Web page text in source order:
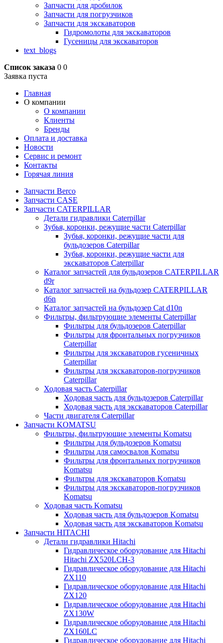
Запчасти для дробилок
Запчасти для погрузчиков
Запчасти для экскаваторов
Гидромолоты для экскаваторов
Гусеницы для экскаваторов
text_blogs
Список заказа 0 0
Заявка пуста
Главная
О компании
О компании
Клиенты
Бренды
Оплата и доставка
Новости
Сервис и ремонт
Контакты
Горячая линия
Запчасти Berco
Запчасти CASE
Запчасти CATERPILLAR
Детали гидравлики Caterpillar
Зубья, коронки, режущие части Caterpillar
Зубья, коронки, режущие части для
бульдозеров Caterpillar
Зубья, коронки, режущие части для
экскаваторов Caterpillar
Каталог запчастей для бульдозеров CATERPILLAR
d9r
Каталог запчастей на бульдозер CATERPILLAR
d6n
Каталог запчастей на бульдозер Сat d10n
Фильтры, фильтрующие элементы Caterpillar
Фильтры для бульдозеров Caterpillar
Фильтры для фронтальных погрузчиков
Caterpillar
Фильтры для экскаваторов гусеничных
Caterpillar
Фильтры для экскаваторов-погрузчиков
Caterpillar
Ходовая часть Caterpillar
Ходовая часть для бульдозеров Caterpillar
Ходовая часть для экскаваторов Caterpillar
Части двигателя Caterpillar
Запчасти KOMATSU
Фильтры, фильтрующие элементы Komatsu
Фильтры для бульдозеров Komatsu
Фильтры для самосвалов Komatsu
Фильтры для фронтальных погрузчиков
Komatsu
Фильтры для экскаваторов Komatsu
Фильтры для экскаваторов-погрузчиков
Komatsu
Ходовая часть Komatsu
Ходовая часть для бульдозеров Komatsu
Ходовая часть для экскаваторов Komatsu
Запчасти HITACHI
Детали гидравлики Hitachi
Гидравлическое оборудование для Hitachi
Hitachi ZX520LCH-3
Гидравлическое оборудование для Hitachi
ZX110
Гидравлическое оборудование для Hitachi
ZX120
Гидравлическое оборудование для Hitachi
ZX130W
Гидравлическое оборудование для Hitachi
ZX160LC
Гидравлическое оборудование для Hitachi